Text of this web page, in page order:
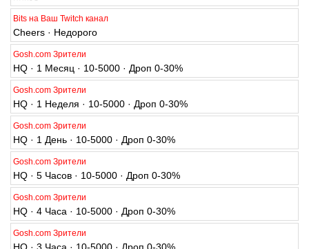
ников
Bits на Ваш Twitch канал
Cheers · Недорого
Gosh.com Зрители
HQ · 1 Месяц · 10-5000 · Дроп 0-30%
Gosh.com Зрители
HQ · 1 Неделя · 10-5000 · Дроп 0-30%
Gosh.com Зрители
HQ · 1 День · 10-5000 · Дроп 0-30%
Gosh.com Зрители
HQ · 5 Часов · 10-5000 · Дроп 0-30%
Gosh.com Зрители
HQ · 4 Часа · 10-5000 · Дроп 0-30%
Gosh.com Зрители